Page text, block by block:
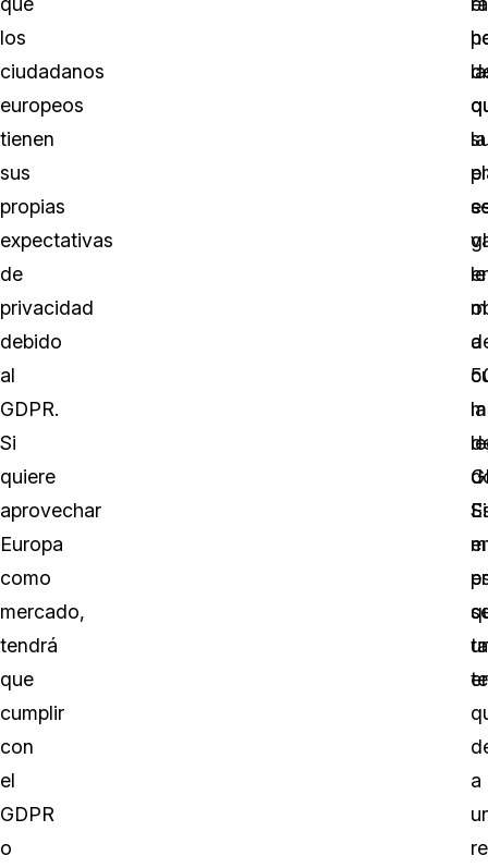
los
ciudadanos
europeos
tienen
sus
propias
expectativas
de
privacidad
debido
al
GDPR.
Si
quiere
aprovechar
Europa
como
mercado,
tendrá
que
cumplir
con
el
GDPR
o
le
a
la
a
la